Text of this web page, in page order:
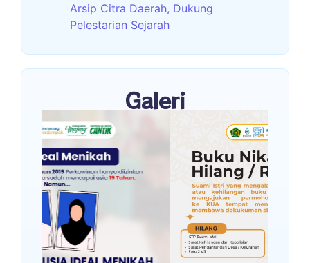
Arsip Citra Daerah, Dukung
Pelestarian Sejarah
Galeri